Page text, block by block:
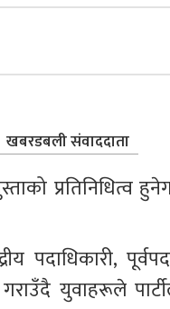
खबरडबली संवाददाता
प्रतिनिधित्व
पदाधिकारी,
युवाहरूले